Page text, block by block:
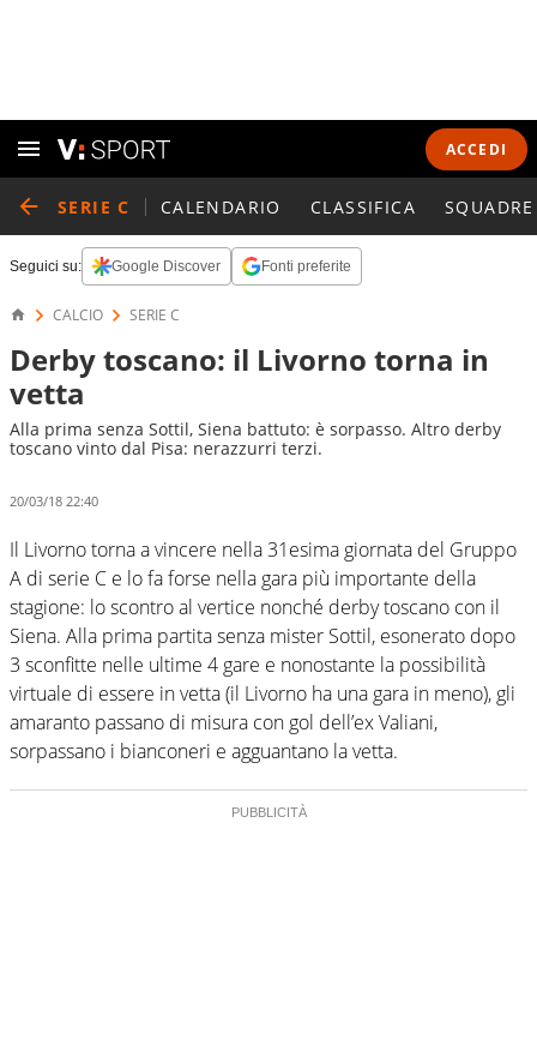
ACCEDI
SERIE C CALENDARIO CLASSIFICA SQUADRE
Seguici su: Google Discover Fonti preferite
CALCIO SERIE C
Derby toscano: il Livorno torna in
vetta
Alla prima senza Sottil, Siena battuto: è sorpasso. Altro derby
toscano vinto dal Pisa: nerazzurri terzi.
20/03/18 22:40
Il Livorno torna a vincere nella 31esima giornata del Gruppo
A di serie C e lo fa forse nella gara più importante della
stagione: lo scontro al vertice nonché derby toscano con il
Siena. Alla prima partita senza mister Sottil, esonerato dopo
3 sconfitte nelle ultime 4 gare e nonostante la possibilità
virtuale di essere in vetta (il Livorno ha una gara in meno), gli
amaranto passano di misura con gol dell’ex Valiani,
sorpassano i bianconeri e agguantano la vetta.